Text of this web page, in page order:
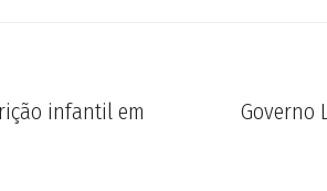
infantil em
Governo